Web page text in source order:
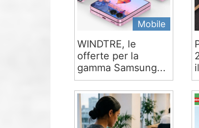
Mobile
WINDTRE, le
offerte per la
gamma Samsung...